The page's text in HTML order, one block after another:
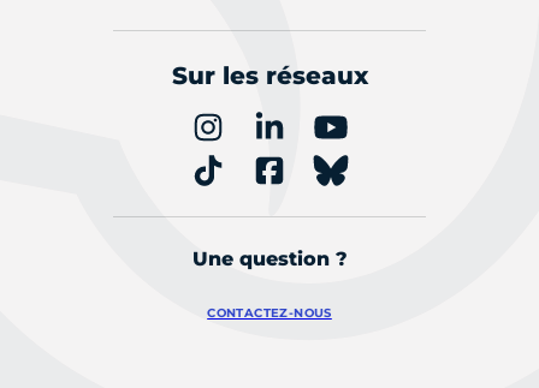
Sur les réseaux
Une question ?
CONTACTEZ-NOUS